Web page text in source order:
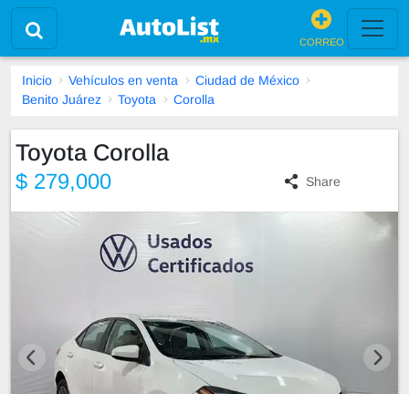
CORREO
Inicio Vehículos en venta
Ciudad de México
Benito Juárez
Toyota Corolla
Toyota Corolla
$ 279,000 Share